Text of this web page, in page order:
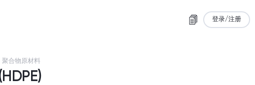
登录/注册
聚合物原材料